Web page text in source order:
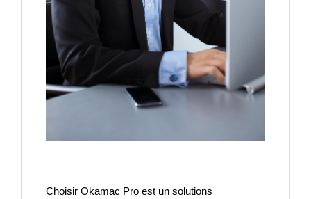
Choisir Okamac Pro est un solutions